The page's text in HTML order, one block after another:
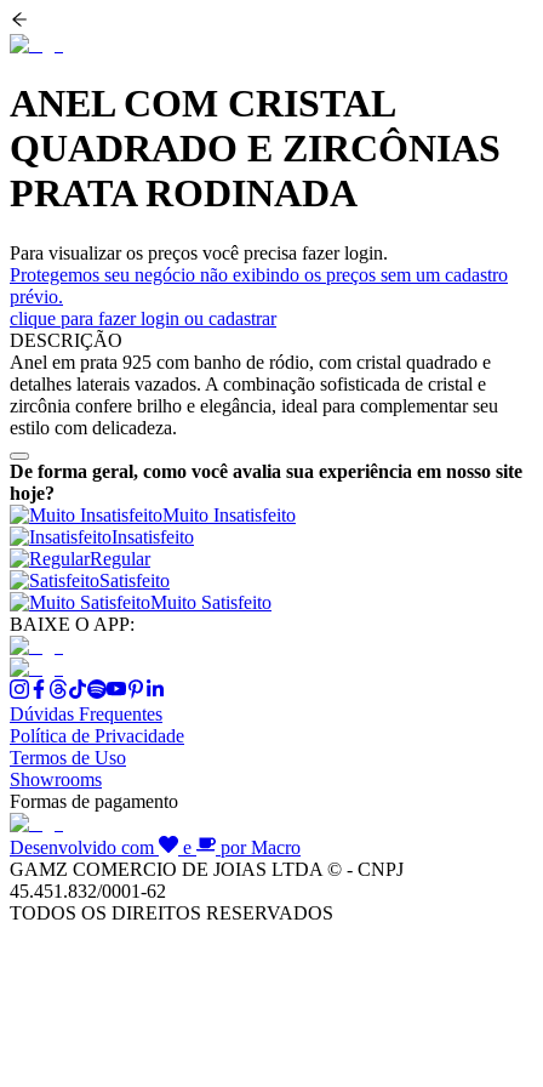
ANEL COM CRISTAL
QUADRADO E ZIRCÔNIAS
PRATA RODINADA
Para visualizar os preços você precisa fazer login.
Protegemos seu negócio não exibindo os preços sem um cadastro
prévio.
clique para fazer login ou cadastrar
DESCRIÇÃO
Anel em prata 925 com banho de ródio, com cristal quadrado e
detalhes laterais vazados. A combinação sofisticada de cristal e
zircônia confere brilho e elegância, ideal para complementar seu
estilo com delicadeza.
De forma geral, como você avalia sua experiência em nosso site
hoje?
Muito Insatisfeito
Insatisfeito
Regular
Satisfeito
Muito Satisfeito
BAIXE O APP:
Dúvidas Frequentes
Política de Privacidade
Termos de Uso
Showrooms
Formas de pagamento
Desenvolvido com e
por Macro
GAMZ COMERCIO DE JOIAS LTDA © - CNPJ
45.451.832/0001-62
TODOS OS DIREITOS RESERVADOS